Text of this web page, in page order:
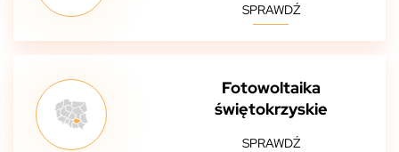
SPRAWDŹ
Fotowoltaika
świętokrzyskie
SPRAWDŹ